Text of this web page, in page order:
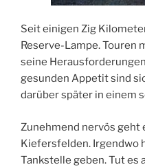
Seit einigen Zig
Reserve-Lampe. Touren
seine
gesunden Appetit sind
darüber später in einem
Zunehmend nervös geht
Kiefersfelden. Irgendwo
Tankstelle geben. Tut es